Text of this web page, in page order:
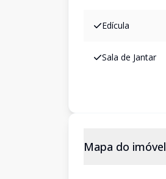
Edícula
Sala de Jantar
Mapa do imóvel